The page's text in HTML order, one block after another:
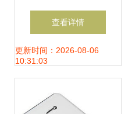
清细节解析 恒源力
电池选型指南
查看详情
更新时间：2026-08-06
10:31:03